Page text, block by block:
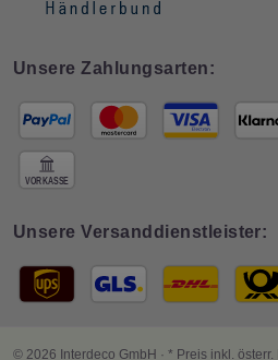
Unsere Zahlungsarten:
Unsere Versanddienstleister:
© 2026 Interdeco GmbH · * Preis inkl. österr.